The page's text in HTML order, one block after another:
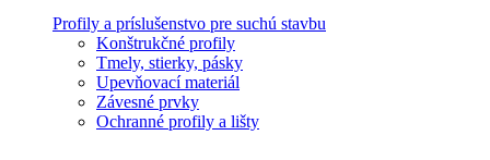
Profily a príslušenstvo pre suchú stavbu
Konštrukčné profily
Tmely, stierky, pásky
Upevňovací materiál
Závesné prvky
Ochranné profily a lišty